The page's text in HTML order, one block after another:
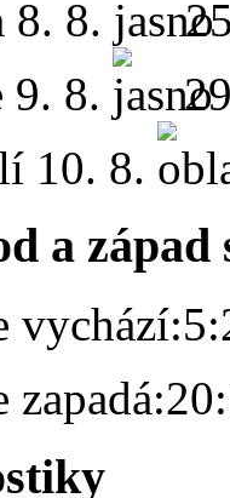
8. 8.
9. 8.
10. 8.
a západ
vychází:
zapadá: